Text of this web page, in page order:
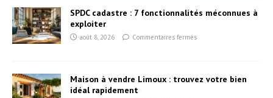
SPDC cadastre : 7 fonctionnalités méconnues à
exploiter
août 8, 2026 Commentaires fermés
Maison à vendre Limoux : trouvez votre bien
idéal rapidement